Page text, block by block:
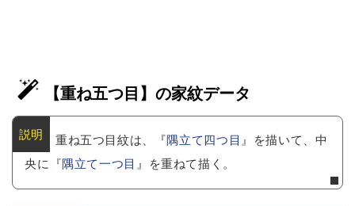
【重ね五つ目】の家紋データ
重ね五つ目紋は、『隅立て四つ目』を描いて、中
央に『隅立て一つ目 』を重ねて描く。